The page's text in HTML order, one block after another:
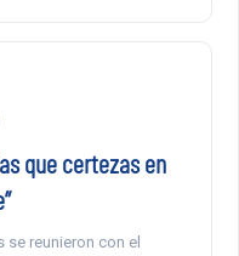
que certezas en
reunieron con el